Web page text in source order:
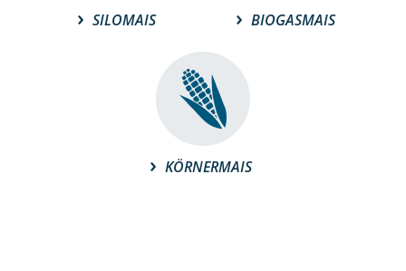
SILOMAIS BIOGASMAIS
KÖRNERMAIS